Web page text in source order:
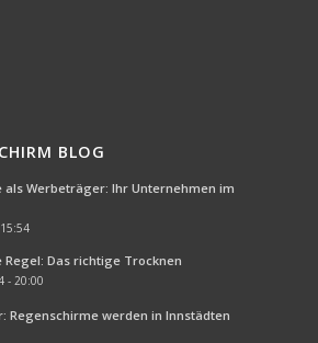
BLOG
als Werbeträger: Ihr Unternehmen im
Regel: Das richtige Trocknen
- 20:00
Regenschirme werden in Innstädten